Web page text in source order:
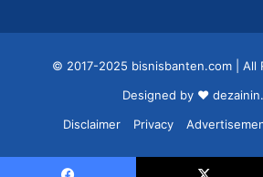
© 2017-2025 bisnisbanten.com | All
Designed by ❤
Disclaimer
Privacy